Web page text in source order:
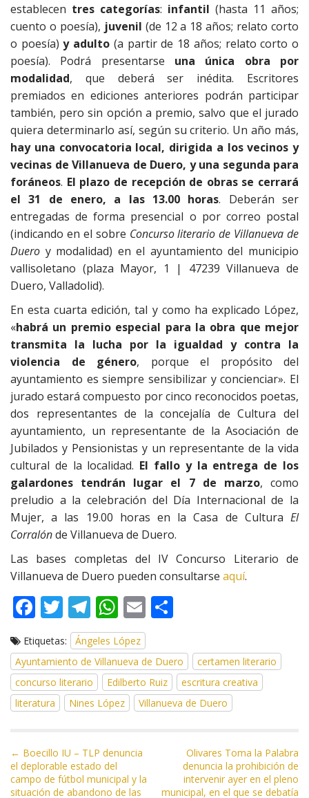
establecen tres categorías: infantil (hasta 11 años;
cuento o poesía), juvenil (de 12 a 18 años; relato corto
o poesía)y adulto (a partir de 18 años; relato corto o
poesía). Podrá presentarse una única obra por
modalidad, que deberá ser inédita. Escritores
premiados en ediciones anteriores podrán participar
también, pero sin opción a premio, salvo que el jurado
quiera determinarlo así, según su criterio. Un año más,
hay una convocatoria local, dirigida a los vecinos y
vecinas de Villanueva de Duero, y una segunda para
foráneos. El plazo de recepción de obras se cerrará
el 31 de enero, a las 13.00 horas. Deberán ser
entregadas de forma presencial o por correo postal
(indicando en el sobre Concurso literario de Villanueva de
Duero y modalidad) en el ayuntamiento del municipio
vallisoletano (plaza Mayor, 1 | 47239 Villanueva de
Duero, Valladolid).
En esta cuarta edición, tal y como ha explicado López,
«habrá un premio especial para la obra que mejor
transmita la lucha por la igualdad y contra la
violencia de género, porque el propósito del
ayuntamiento es siempre sensibilizar y concienciar». El
jurado estará compuesto por cinco reconocidos poetas,
dos representantes de la concejalía de Cultura del
ayuntamiento, un representante de la Asociación de
Jubilados y Pensionistas y un representante de la vida
cultural de la localidad. El fallo y la entrega de los
galardones tendrán lugar el 7 de marzo, como
preludio a la celebración del Día Internacional de la
Mujer, a las 19.00 horas en la Casa de Cultura El
Corralónde Villanueva de Duero.
Las bases completas del IV Concurso Literario de
Villanueva de Duero pueden consultarse aquí.
F
e
b
o
o
T
w
itt
er
T
el
e
gr
a
m
W
h
at
s
A
p
E
ai
l
m
p
ar
ti
Etiquetas:
Ángeles López
Ayuntamiento de Villanueva de Duero
certamen literario
concurso literario
Edilberto Ruiz
escritura creativa
literatura
Nines López Villanueva de Duero
N
a
v
← Boecillo IU – TLP denuncia
el deplorable estado del
campo de fútbol municipal y la
situación de abandono de las
Olivares Toma la Palabra
denuncia la prohibición de
intervenir ayer en el pleno
municipal, en el que se debatía